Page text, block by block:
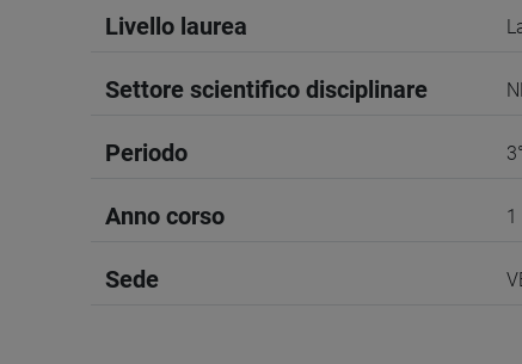
Livello laurea
Settore scientifico disciplinare
Periodo
Anno corso 1
Sede